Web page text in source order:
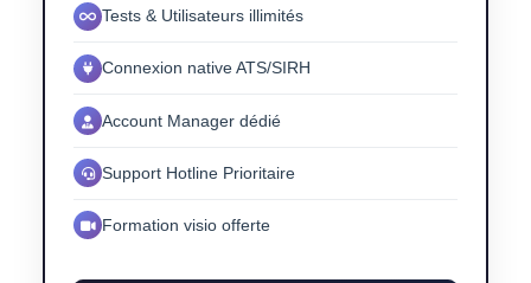
Tests & Utilisateurs illimités
Connexion native ATS/SIRH
Account Manager dédié
Support Hotline Prioritaire
Formation visio offerte